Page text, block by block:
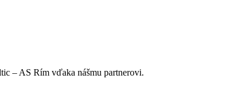
– AS Rím vďaka nášmu partnerovi.